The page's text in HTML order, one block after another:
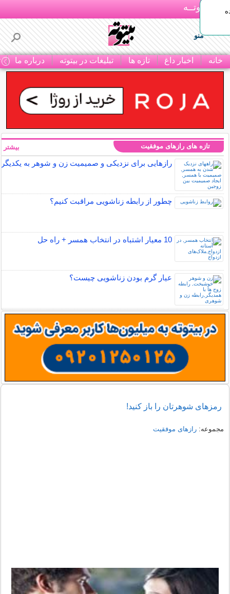
بـیتوتــه
منو
خانه اخبار داغ تازه ها تبلیغات در بیتوته درباره ما
تازه های رازهای موفقیت
رازهایی برای نزدیکی و صمیمیت زن و شوهر به یکدیگر
چطور از رابطه زناشویی مراقبت کنیم؟
10 معیار اشتباه در انتخاب همسر + راه حل
عیار گرم بودن زناشویی چیست؟
بیشتر
رمزهای شوهرتان را باز کنید!
مجموعه:رازهای موفقیت